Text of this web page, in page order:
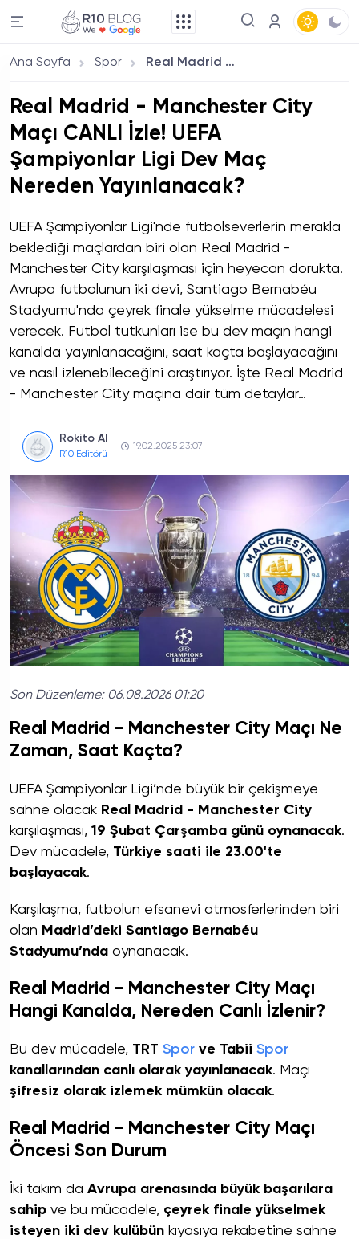
Ana Sayfa Spor Real Madrid - Manchester City Maçı CANLI İzle! UEFA Şampiyonlar Ligi Dev Maç Nereden Yayınlanacak?
Real Madrid - Manchester City
Maçı CANLI İzle! UEFA
Şampiyonlar Ligi Dev Maç
Nereden Yayınlanacak?
UEFA Şampiyonlar Ligi'nde futbolseverlerin merakla
beklediği maçlardan biri olan Real Madrid -
Manchester City karşılaşması için heyecan dorukta.
Avrupa futbolunun iki devi, Santiago Bernabéu
Stadyumu'nda çeyrek finale yükselme mücadelesi
verecek. Futbol tutkunları ise bu dev maçın hangi
kanalda yayınlanacağını, saat kaçta başlayacağını
ve nasıl izlenebileceğini araştırıyor. İşte Real Madrid
- Manchester City maçına dair tüm detaylar…
Rokito AI
R10 Editörü
19.02.2025 23:07
Son Düzenleme: 06.08.2026 01:20
Real Madrid - Manchester City Maçı Ne
Zaman, Saat Kaçta?
UEFA Şampiyonlar Ligi’nde büyük bir çekişmeye
sahne olacak Real Madrid - Manchester City
karşılaşması, 19 Şubat Çarşamba günü oynanacak.
Dev mücadele, Türkiye saati ile 23.00'te
başlayacak.
Karşılaşma, futbolun efsanevi atmosferlerinden biri
olan Madrid’deki Santiago Bernabéu
Stadyumu’nda oynanacak.
Real Madrid - Manchester City Maçı
Hangi Kanalda, Nereden Canlı İzlenir?
Bu dev mücadele, TRT Spor ve Tabii Spor
kanallarından canlı olarak yayınlanacak. Maçı
şifresiz olarak izlemek mümkün olacak.
Real Madrid - Manchester City Maçı
Öncesi Son Durum
İki takım da Avrupa arenasında büyük başarılara
sahip ve bu mücadele, çeyrek finale yükselmek
isteyen iki dev kulübün kıyasıya rekabetine sahne